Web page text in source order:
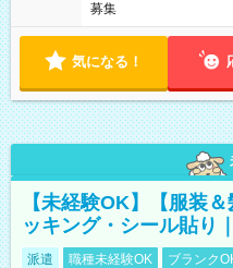
募集
気になる！
【未経験OK】【服装
ッキング・シール貼り
派遣 職種未経験OK ブランク